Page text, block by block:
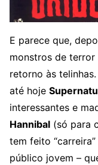
E parece que,
monstros de terror
retorno às
até hoje
interessantes e
Hannibal (só para
tem feito
público jovem –